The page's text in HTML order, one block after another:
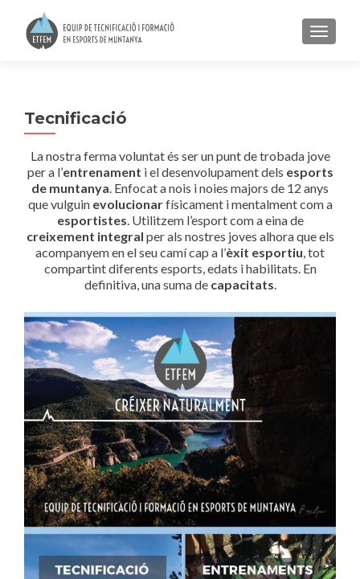
Tecnificació
La nostra ferma voluntat és ser un punt de trobada jove
per a l’entrenament i el desenvolupament dels esports
de muntanya. Enfocat a nois i noies majors de 12 anys
que vulguinevolucionarfísicament i mentalment com a
esportistes. Utilitzem l’esport com a eina de
creixement integral per als nostres joves alhora que els
acompanyem en el seu camí cap a l’èxit esportiu, tot
compartint diferents esports, edats i habilitats. En
definitiva, una suma de capacitats.